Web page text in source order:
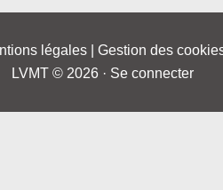
légales| Gestion des
LVMT © 2026 · Se connecter